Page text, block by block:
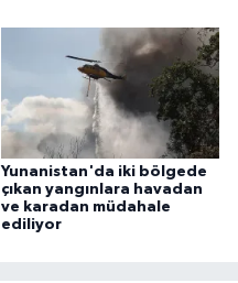
Yunanistan'da iki bölgede
çıkan yangınlara havadan
ve karadan müdahale
ediliyor